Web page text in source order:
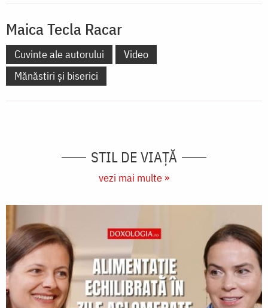
Maica Tecla Racar
Cuvinte ale autorului
Video
Mănăstiri și biserici
STIL DE VIAŢĂ
vezi mai multe »